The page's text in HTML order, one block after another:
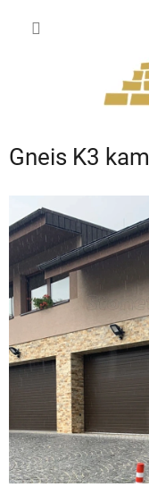
Gneis K3